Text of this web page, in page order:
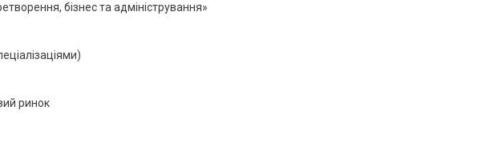
бізнес та адміністрування»
ринок